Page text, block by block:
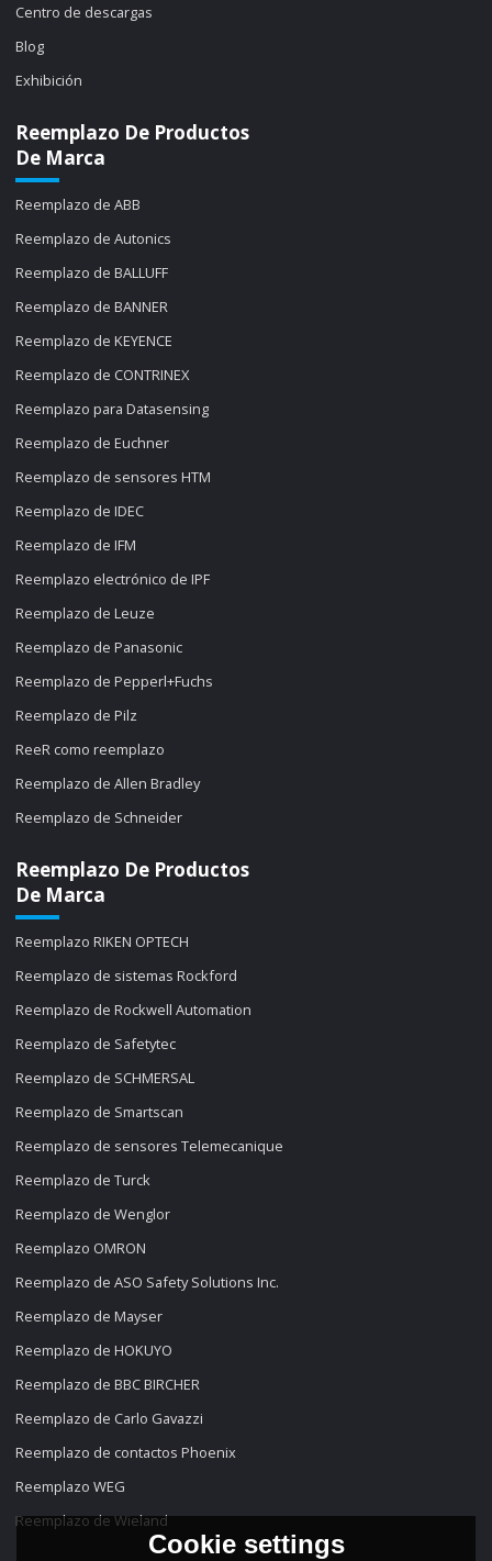
Centro de descargas
Blog
Exhibición
Reemplazo De Productos
De Marca
Reemplazo de ABB
Reemplazo de Autonics
Reemplazo de BALLUFF
Reemplazo de BANNER
Reemplazo de KEYENCE
Reemplazo de CONTRINEX
Reemplazo para Datasensing
Reemplazo de Euchner
Reemplazo de sensores HTM
Reemplazo de IDEC
Reemplazo de IFM
Reemplazo electrónico de IPF
Reemplazo de Leuze
Reemplazo de Panasonic
Reemplazo de Pepperl+Fuchs
Reemplazo de Pilz
ReeR como reemplazo
Reemplazo de Allen Bradley
Reemplazo de Schneider
Reemplazo De Productos
De Marca
Reemplazo RIKEN OPTECH
Reemplazo de sistemas Rockford
Reemplazo de Rockwell Automation
Reemplazo de Safetytec
Reemplazo de SCHMERSAL
Reemplazo de Smartscan
Reemplazo de sensores Telemecanique
Reemplazo de Turck
Reemplazo de Wenglor
Reemplazo OMRON
Reemplazo de ASO Safety Solutions Inc.
Reemplazo de Mayser
Reemplazo de HOKUYO
Reemplazo de BBC BIRCHER
Reemplazo de Carlo Gavazzi
Reemplazo de contactos Phoenix
Reemplazo WEG
Reemplazo de Wieland
Cookie settings